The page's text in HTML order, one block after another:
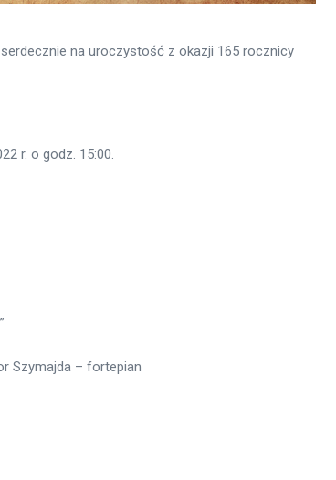
na uroczystość z okazji 165 rocznicy
r. o godz. 15:00.
Szymajda – fortepian